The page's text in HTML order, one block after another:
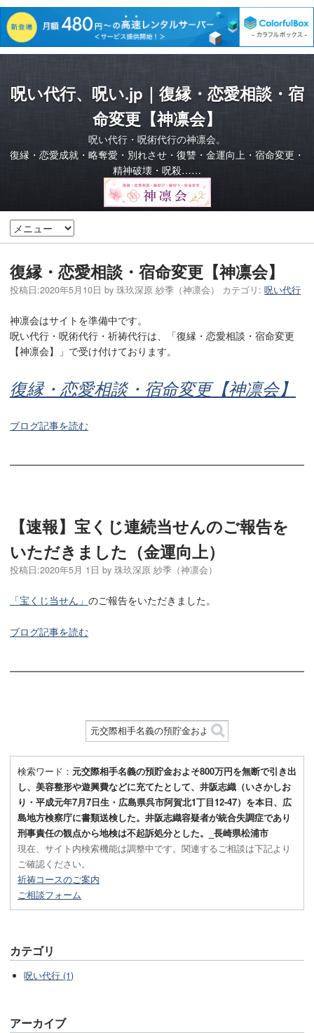
呪い代行、呪い.jp｜復縁・恋愛相談・宿
命変更【神凛会】
呪い代行・呪術代行の神凛会。
復縁・恋愛成就・略奪愛・別れさせ・復讐・金運向上・宿命変更・
精神破壊・呪殺……
復縁・恋愛相談・宿命変更【神凛会】
投稿日:2020年5月10日 by 珠玖深原 紗季（神凛会） カテゴリ: 呪い代行
神凛会はサイトを準備中です。
呪い代行・呪術代行・祈祷代行は、「復縁・恋愛相談・宿命変更
【神凛会】」で受け付けております。
復縁・恋愛相談・宿命変更【神凛会】
ブログ記事を読む
【速報】宝くじ連続当せんのご報告を
いただきました（金運向上）
投稿日:2020年5月 1日 by 珠玖深原 紗季（神凛会）
「宝くじ当せん」 のご報告をいただきました。
ブログ記事を読む
検索ワード： 元交際相手名義の預貯金およそ800万円を無断で引き出
し、美容整形や遊興費などに充てたとして、井阪志織（いさかしお
り・平成元年7月7日生・広島県呉市阿賀北1丁目12-47）を本日、広
島地方検察庁に書類送検した。井阪志織容疑者が統合失調症であり
刑事責任の観点から地検は不起訴処分とした。_長崎県松浦市
現在、サイト内検索機能は調整中です。関連するご相談は下記より
ご確認ください。
祈祷コースのご案内
ご相談フォーム
カテゴリ
呪い代行 (1)
アーカイブ